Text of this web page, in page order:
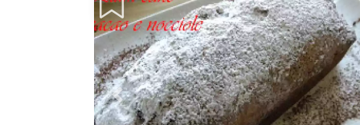
Precedente